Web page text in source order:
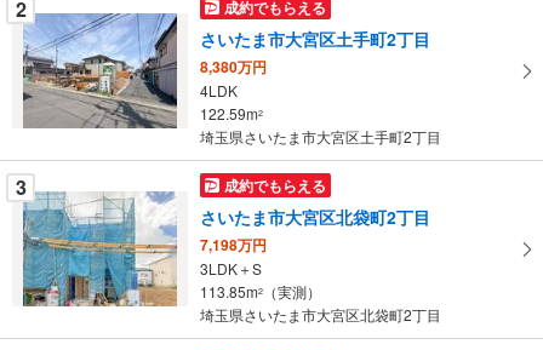
を
マ
イ
ペ
に
保
存
す
る
2 成約でもらえる
さいたま市大宮区土手町2丁目
8,380万円
4LDK
122.59m2
埼玉県さいたま市大宮区土手町2丁目
3 成約でもらえる
さいたま市大宮区北袋町2丁目
7,198万円
3LDK＋S
113.85m2
（実測）
埼玉県さいたま市大宮区北袋町2丁目